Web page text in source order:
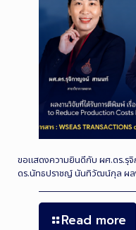
ขอแสดงความยินดีกับ ผศ.ดร.รุ
ดร.นัทธปราชญ์ นันทิวัฒน์กุล ผล
Read more